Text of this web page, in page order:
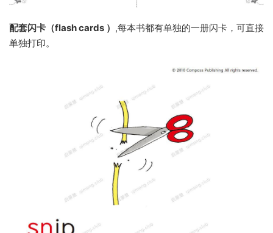
配套闪卡（flash cards ） ,每本书都有单独的一册闪卡，可直接
单独打印。